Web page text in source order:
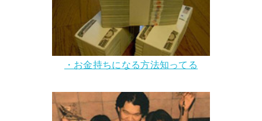
・お金持ちになる方法知ってる